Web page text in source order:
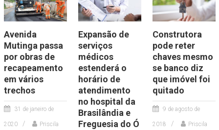
Avenida
Mutinga passa
por obras de
recapeamento
em vários
trechos
31 de janeiro de
2020 Priscila
Expansão de
serviços
médicos
estenderá o
horário de
atendimento
no hospital da
Brasilândia e
Freguesia do Ó
Construtora
pode reter
chaves mesmo
se banco diz
que imóvel foi
quitado
9 de agosto de
2018 Priscila